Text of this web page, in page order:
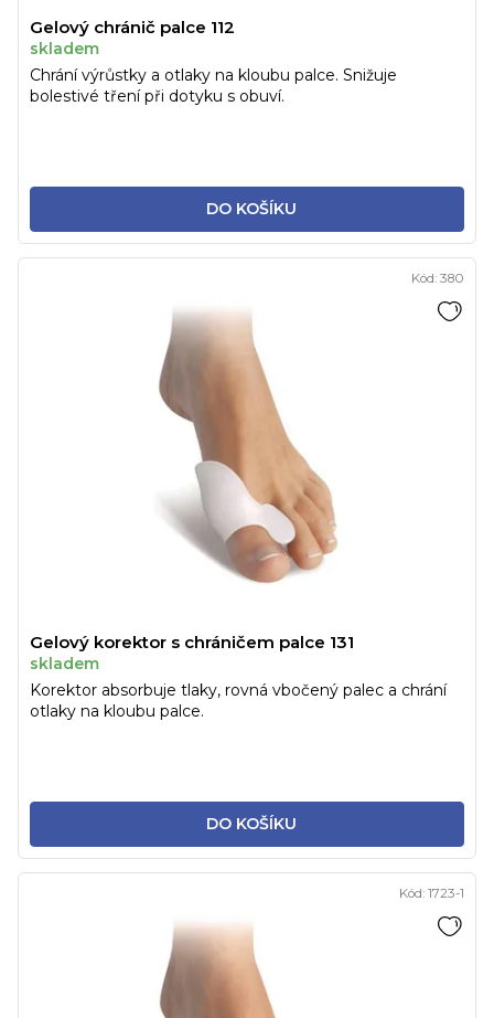
Gelový chránič palce 112
skladem
DO KOŠÍKU
Chrání výrůstky a otlaky na kloubu palce. Snižuje
bolestivé tření při dotyku s obuví.
Gelový korektor s chráničem palce 131
skladem
DO KOŠÍKU
Korektor absorbuje tlaky, rovná vbočený palec a chrání
otlaky na kloubu palce.
Kód: 380
Kód: 1723-1